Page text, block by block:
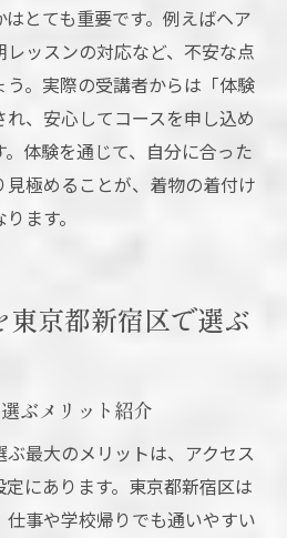
とても重要です。例えばヘア
ッスンの対応など、不安な点
。実際の受講者からは「体験
、安心してコースを申し込め
体験を通じて、自分に合った
極めることが、着物の着付け
ます。
東京都新宿区で選ぶ
ぶメリット紹介
最大のメリットは、アクセス
にあります。東京都新宿区は
事や学校帰りでも通いやすい